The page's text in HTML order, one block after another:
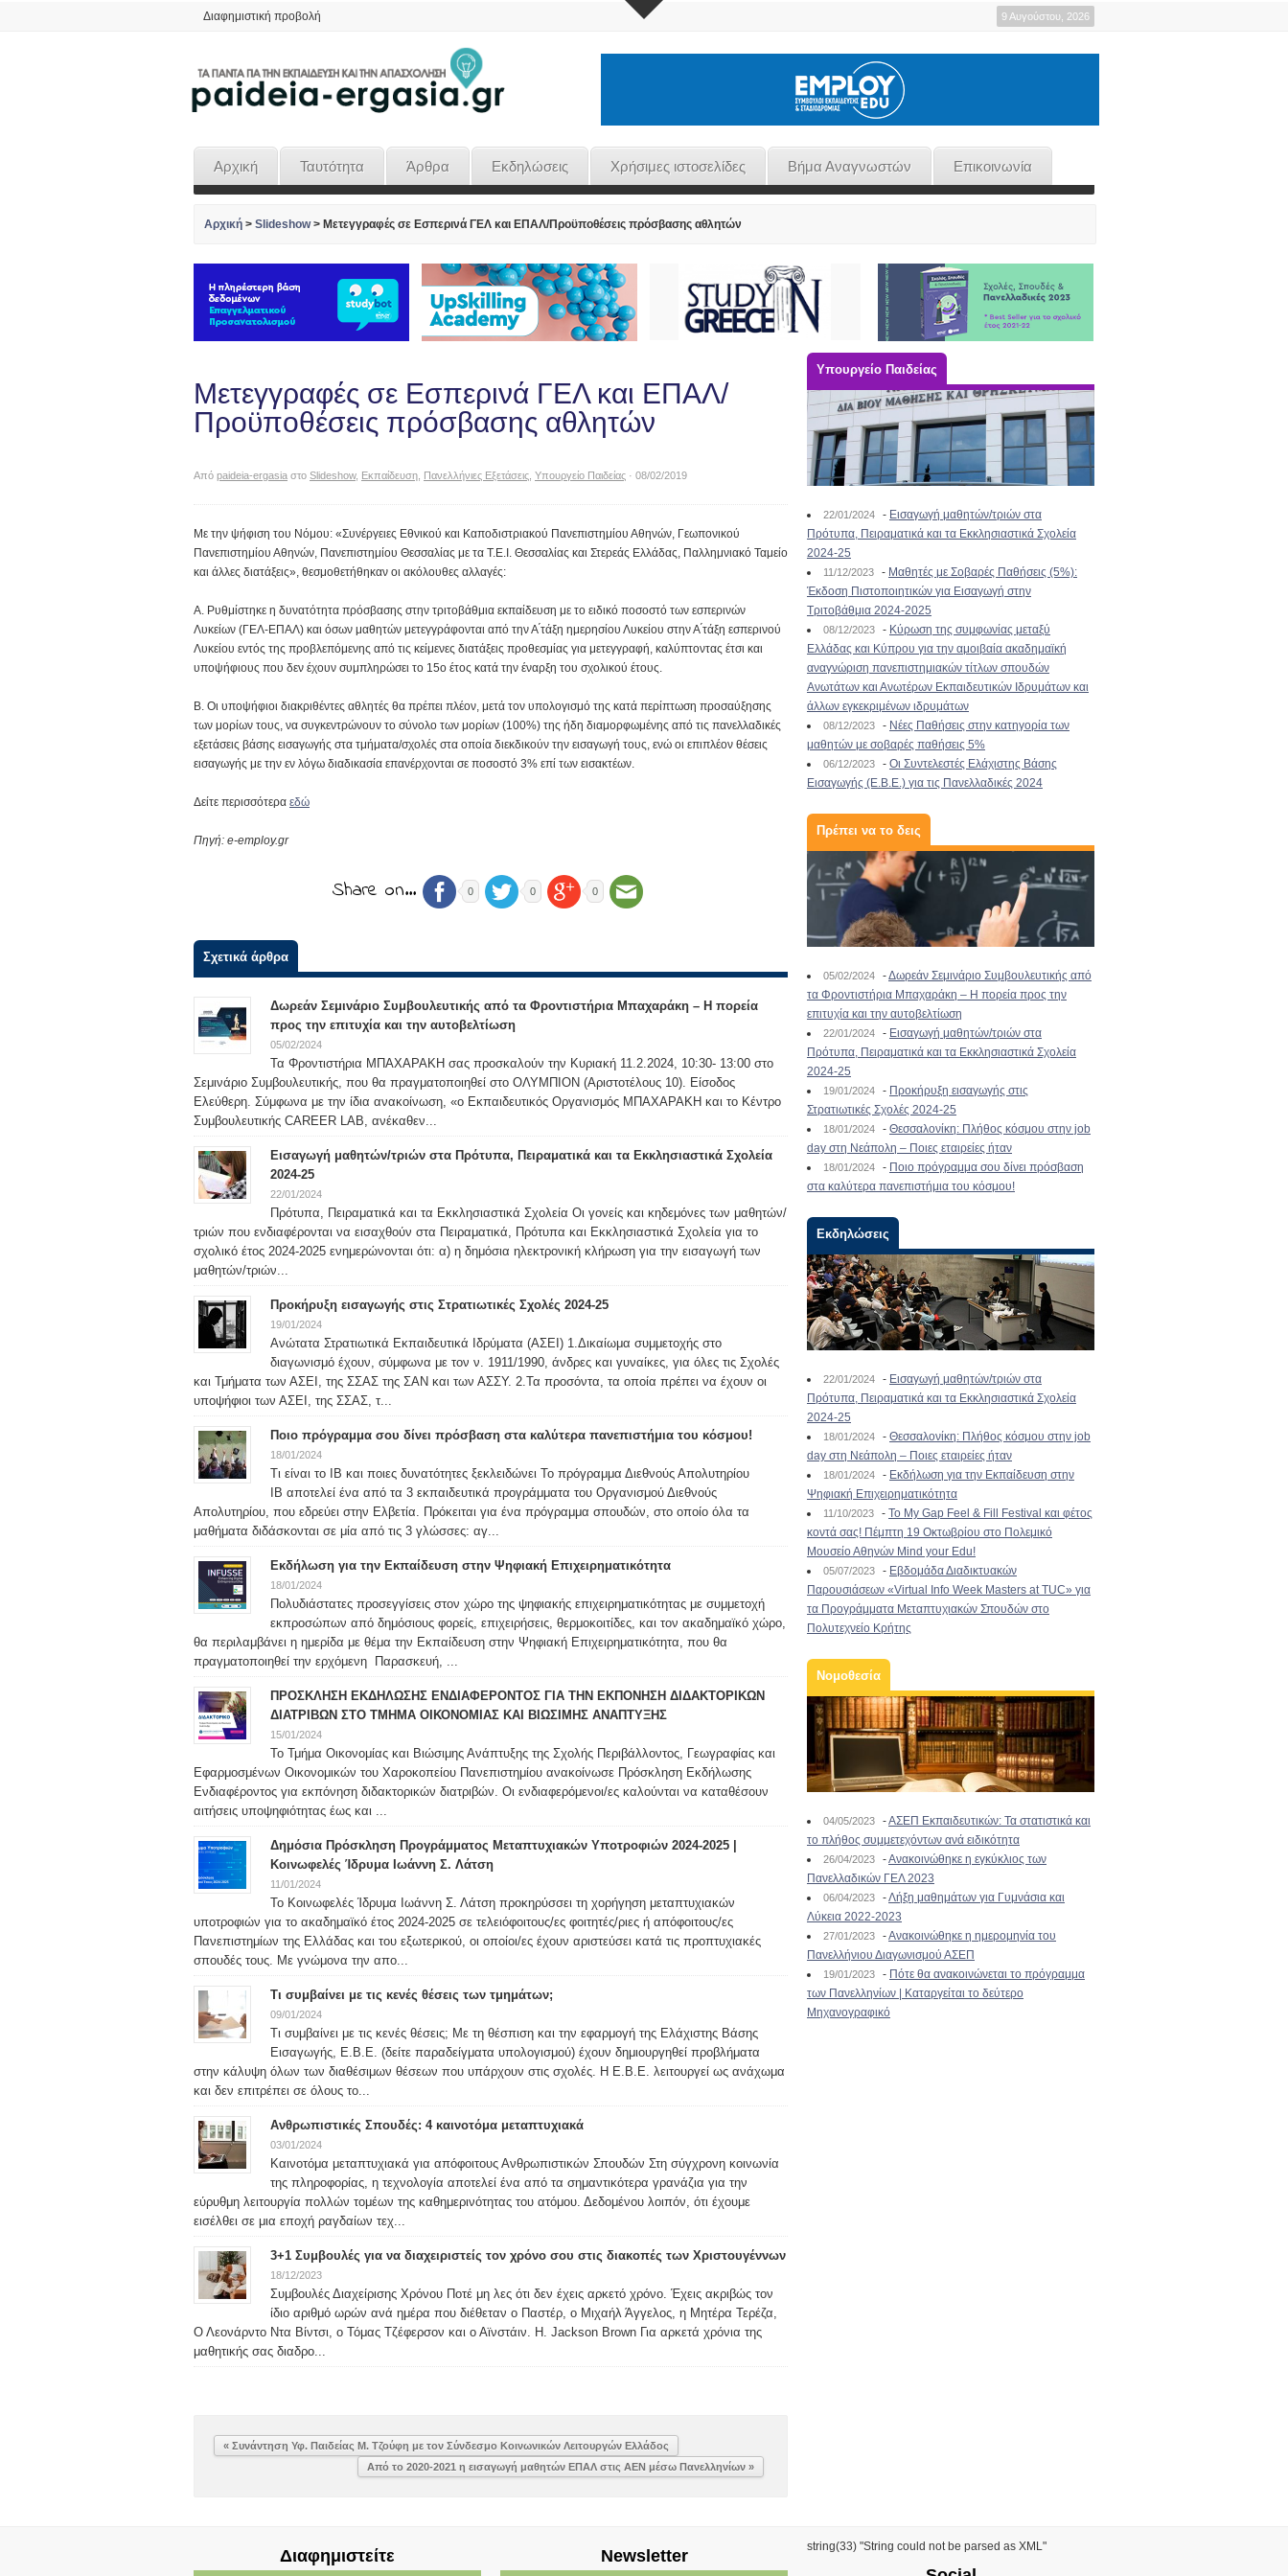
Διαφημιστική προβολή 9 Αυγούστου, 2026
Αρχική Ταυτότητα Άρθρα Εκδηλώσεις Χρήσιμες ιστοσελίδες Βήμα Αναγνωστών Επικοινωνία
Αρχική > Slideshow> Μετεγγραφές σε Εσπερινά ΓΕΛ και ΕΠΑΛ/Προϋποθέσεις πρόσβασης αθλητών
Μετεγγραφές σε Εσπερινά ΓΕΛ και ΕΠΑΛ/
Προϋποθέσεις πρόσβασης αθλητών
Από paideia-ergasia στο Slideshow, Εκπαίδευση Πανελλήνιες Εξετάσεις Υπουργείο Παιδείας · 08/02/2019
Με την ψήφιση του Νόμου: «Συνέργειες Εθνικού και Καποδιστριακού Πανεπιστημίου Αθηνών, Γεωπονικού
Πανεπιστημίου Αθηνών, Πανεπιστημίου Θεσσαλίας με τα Τ.Ε.Ι. Θεσσαλίας και Στερεάς Ελλάδας, Παλλημνιακό Ταμείο
και άλλες διατάξεις», θεσμοθετήθηκαν οι ακόλουθες αλλαγές:
Α. Ρυθμίστηκε η δυνατότητα πρόσβασης στην τριτοβάθμια εκπαίδευση με το ειδικό ποσοστό των εσπερινών
Λυκείων (ΓΕΛ-ΕΠΑΛ) και όσων μαθητών μετεγγράφονται από την Α ́τάξη ημερησίου Λυκείου στην Α ́τάξη εσπερινού
Λυκείου εντός της προβλεπόμενης από τις κείμενες διατάξεις προθεσμίας για μετεγγραφή, καλύπτοντας έτσι και
υποψήφιους που δεν έχουν συμπληρώσει το 15ο έτος κατά την έναρξη του σχολικού έτους.
Β. Οι υποψήφιοι διακριθέντες αθλητές θα πρέπει πλέον, μετά τον υπολογισμό της κατά περίπτωση προσαύξησης
των μορίων τους, να συγκεντρώνουν το σύνολο των μορίων (100%) της ήδη διαμορφωμένης από τις πανελλαδικές
εξετάσεις βάσης εισαγωγής στα τμήματα/σχολές στα οποία διεκδικούν την εισαγωγή τους, ενώ οι επιπλέον θέσεις
εισαγωγής με την εν λόγω διαδικασία επανέρχονται σε ποσοστό 3% επί των εισακτέων.
Δείτε περισσότερα εδώ
Πηγή: e-employ.gr
Share on… 0 0 0
Σχετικά άρθρα
Δωρεάν Σεμινάριο Συμβουλευτικής από τα Φροντιστήρια Μπαχαράκη – Η πορεία
προς την επιτυχία και την αυτοβελτίωση
05/02/2024
Τα Φροντιστήρια ΜΠΑΧΑΡΑΚΗ σας προσκαλούν την Κυριακή 11.2.2024, 10:30- 13:00 στο
Σεμινάριο Συμβουλευτικής, που θα πραγματοποιηθεί στο ΟΛΥΜΠΙΟΝ (Αριστοτέλους 10). Είσοδος
Ελεύθερη. Σύμφωνα με την ίδια ανακοίνωση, «ο Εκπαιδευτικός Οργανισμός ΜΠΑΧΑΡΑΚΗ και το Κέντρο
Συμβουλευτικής CAREER LAB, ανέκαθεν...
Εισαγωγή μαθητών/τριών στα Πρότυπα, Πειραματικά και τα Εκκλησιαστικά Σχολεία
2024-25
22/01/2024
Πρότυπα, Πειραματικά και τα Εκκλησιαστικά Σχολεία Οι γονείς και κηδεμόνες των μαθητών/
τριών που ενδιαφέρονται να εισαχθούν στα Πειραματικά, Πρότυπα και Εκκλησιαστικά Σχολεία για το
σχολικό έτος 2024-2025 ενημερώνονται ότι: α) η δημόσια ηλεκτρονική κλήρωση για την εισαγωγή των
μαθητών/τριών...
Προκήρυξη εισαγωγής στις Στρατιωτικές Σχολές 2024-25
19/01/2024
Ανώτατα Στρατιωτικά Εκπαιδευτικά Ιδρύματα (ΑΣΕΙ) 1.Δικαίωμα συμμετοχής στο
διαγωνισμό έχουν, σύμφωνα με τον ν. 1911/1990, άνδρες και γυναίκες, για όλες τις Σχολές
και Τμήματα των ΑΣΕΙ, της ΣΣΑΣ της ΣΑΝ και των ΑΣΣΥ. 2.Τα προσόντα, τα οποία πρέπει να έχουν οι
υποψήφιοι των ΑΣΕΙ, της ΣΣΑΣ, τ...
Ποιο πρόγραμμα σου δίνει πρόσβαση στα καλύτερα πανεπιστήμια του κόσμου!
18/01/2024
Τι είναι το IB και ποιες δυνατότητες ξεκλειδώνει Το πρόγραμμα Διεθνούς Απολυτηρίου
IB αποτελεί ένα από τα 3 εκπαιδευτικά προγράμματα του Οργανισμού Διεθνούς
Απολυτηρίου, που εδρεύει στην Ελβετία. Πρόκειται για ένα πρόγραμμα σπουδών, στο οποίο όλα τα
μαθήματα διδάσκονται σε μία από τις 3 γλώσσες: αγ...
Εκδήλωση για την Εκπαίδευση στην Ψηφιακή Επιχειρηματικότητα
18/01/2024
Πολυδιάστατες προσεγγίσεις στον χώρο της ψηφιακής επιχειρηματικότητας με συμμετοχή
εκπροσώπων από δημόσιους φορείς, επιχειρήσεις, θερμοκοιτίδες, και τον ακαδημαϊκό χώρο,
θα περιλαμβάνει η ημερίδα με θέμα την Εκπαίδευση στην Ψηφιακή Επιχειρηματικότητα, που θα
πραγματοποιηθεί την ερχόμενη Παρασκευή, ...
ΠΡΟΣΚΛΗΣΗ ΕΚΔΗΛΩΣΗΣ ΕΝΔΙΑΦΕΡΟΝΤΟΣ ΓΙΑ ΤΗΝ ΕΚΠΟΝΗΣΗ ΔΙΔΑΚΤΟΡΙΚΩΝ
ΔΙΑΤΡΙΒΩΝ ΣΤΟ ΤΜΗΜΑ ΟΙΚΟΝΟΜΙΑΣ ΚΑΙ ΒΙΩΣΙΜΗΣ ΑΝΑΠΤΥΞΗΣ
15/01/2024
Το Τμήμα Οικονομίας και Βιώσιμης Ανάπτυξης της Σχολής Περιβάλλοντος, Γεωγραφίας και
Εφαρμοσμένων Οικονομικών του Χαροκοπείου Πανεπιστημίου ανακοίνωσε Πρόσκληση Εκδήλωσης
Ενδιαφέροντος για εκπόνηση διδακτορικών διατριβών. Οι ενδιαφερόμενοι/ες καλούνται να καταθέσουν
αιτήσεις υποψηφιότητας έως και ...
Δημόσια Πρόσκληση Προγράμματος Μεταπτυχιακών Υποτροφιών 2024-2025 |
Κοινωφελές Ίδρυμα Ιωάννη Σ. Λάτση
11/01/2024
Το Κοινωφελές Ίδρυμα Ιωάννη Σ. Λάτση προκηρύσσει τη χορήγηση μεταπτυχιακών
υποτροφιών για το ακαδημαϊκό έτος 2024-2025 σε τελειόφοιτους/ες φοιτητές/ριες ή απόφοιτους/ες
Πανεπιστημίων της Ελλάδας και του εξωτερικού, οι οποίοι/ες έχουν αριστεύσει κατά τις προπτυχιακές
σπουδές τους. Με γνώμονα την απο...
Τι συμβαίνει με τις κενές θέσεις των τμημάτων;
09/01/2024
Τι συμβαίνει με τις κενές θέσεις; Με τη θέσπιση και την εφαρμογή της Ελάχιστης Βάσης
Εισαγωγής, Ε.Β.Ε. (δείτε παραδείγματα υπολογισμού) έχουν δημιουργηθεί προβλήματα
στην κάλυψη όλων των διαθέσιμων θέσεων που υπάρχουν στις σχολές. Η Ε.Β.Ε. λειτουργεί ως ανάχωμα
και δεν επιτρέπει σε όλους το...
Ανθρωπιστικές Σπουδές: 4 καινοτόμα μεταπτυχιακά
03/01/2024
Καινοτόμα μεταπτυχιακά για απόφοιτους Ανθρωπιστικών Σπουδών Στη σύγχρονη κοινωνία
της πληροφορίας, η τεχνολογία αποτελεί ένα από τα σημαντικότερα γρανάζια για την
εύρυθμη λειτουργία πολλών τομέων της καθημερινότητας του ατόμου. Δεδομένου λοιπόν, ότι έχουμε
εισέλθει σε μια εποχή ραγδαίων τεχ...
3+1 Συμβουλές για να διαχειριστείς τον χρόνο σου στις διακοπές των Χριστουγέννων
18/12/2023
Συμβουλές Διαχείρισης Χρόνου Ποτέ μη λες ότι δεν έχεις αρκετό χρόνο. Έχεις ακριβώς τον
ίδιο αριθμό ωρών ανά ημέρα που διέθεταν ο Παστέρ, ο Μιχαήλ Άγγελος, η Μητέρα Τερέζα,
Ο Λεονάρντο Ντα Βίντσι, ο Τόμας Τζέφερσον και ο Αϊνστάιν. H. Jackson Brown Για αρκετά χρόνια της
μαθητικής σας διαδρο...
« Συνάντηση Υφ. Παιδείας Μ. Τζούφη με τον Σύνδεσμο Κοινωνικών Λειτουργών Ελλάδος
Από το 2020-2021 η εισαγωγή μαθητών ΕΠΑΛ στις ΑΕΝ μέσω Πανελληνίων »
Υπουργείο Παιδείας
22/01/2024 - Εισαγωγή μαθητών/τριών στα
Πρότυπα, Πειραματικά και τα Εκκλησιαστικά Σχολεία
2024-25
11/12/2023 - Μαθητές με Σοβαρές Παθήσεις (5%):
Έκδοση Πιστοποιητικών για Εισαγωγή στην
Τριτοβάθμια 2024-2025
08/12/2023 - Κύρωση της συμφωνίας μεταξύ
Ελλάδας και Κύπρου για την αμοιβαία ακαδημαϊκή
αναγνώριση πανεπιστημιακών τίτλων σπουδών
Ανωτάτων και Ανωτέρων Εκπαιδευτικών Ιδρυμάτων και
άλλων εγκεκριμένων ιδρυμάτων
08/12/2023 - Νέες Παθήσεις στην κατηγορία των
μαθητών με σοβαρές παθήσεις 5%
06/12/2023 - Οι Συντελεστές Ελάχιστης Βάσης
Εισαγωγής (Ε.Β.Ε.) για τις Πανελλαδικές 2024
Πρέπει να το δεις
05/02/2024 -Δωρεάν Σεμινάριο Συμβουλευτικής από
τα Φροντιστήρια Μπαχαράκη – Η πορεία προς την
επιτυχία και την αυτοβελτίωση
22/01/2024 - Εισαγωγή μαθητών/τριών στα
Πρότυπα, Πειραματικά και τα Εκκλησιαστικά Σχολεία
2024-25
19/01/2024 - Προκήρυξη εισαγωγής στις
Στρατιωτικές Σχολές 2024-25
18/01/2024 - Θεσσαλονίκη: Πλήθος κόσμου στην job
day στη Νεάπολη – Ποιες εταιρείες ήταν
18/01/2024 - Ποιο πρόγραμμα σου δίνει πρόσβαση
στα καλύτερα πανεπιστήμια του κόσμου!
Εκδηλώσεις
22/01/2024 - Εισαγωγή μαθητών/τριών στα
Πρότυπα, Πειραματικά και τα Εκκλησιαστικά Σχολεία
2024-25
18/01/2024 - Θεσσαλονίκη: Πλήθος κόσμου στην job
day στη Νεάπολη – Ποιες εταιρείες ήταν
18/01/2024 - Εκδήλωση για την Εκπαίδευση στην
Ψηφιακή Επιχειρηματικότητα
11/10/2023 - To My Gap Feel & Fill Festival και φέτος
κοντά σας! Πέμπτη 19 Οκτωβρίου στο Πολεμικό
Μουσείο Αθηνών Mind your Edu!
05/07/2023 - Εβδομάδα Διαδικτυακών
Παρουσιάσεων «Virtual Info Week Masters at TUC» για
τα Προγράμματα Μεταπτυχιακών Σπουδών στο
Πολυτεχνείο Κρήτης
Νομοθεσία
04/05/2023 -ΑΣΕΠ Εκπαιδευτικών: Τα στατιστικά και
το πλήθος συμμετεχόντων ανά ειδικότητα
26/04/2023 -Ανακοινώθηκε η εγκύκλιος των
Πανελλαδικών ΓΕΛ 2023
06/04/2023 -Λήξη μαθημάτων για Γυμνάσια και
Λύκεια 2022-2023
27/01/2023 -Ανακοινώθηκε η ημερομηνία του
Πανελλήνιου Διαγωνισμού ΑΣΕΠ
19/01/2023 - Πότε θα ανακοινώνεται το πρόγραμμα
των Πανελληνίων | Καταργείται το δεύτερο
Μηχανογραφικό
Διαφημιστείτε Newsletter string(33) "String could not be parsed as XML"